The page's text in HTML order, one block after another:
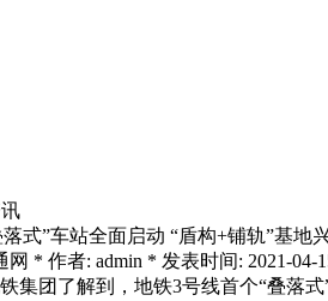
式”车站全面启动 “盾构+铺轨”基地
* 作者: admin * 发表时间: 2021-04-
团了解到，地铁3号线首个“叠落式